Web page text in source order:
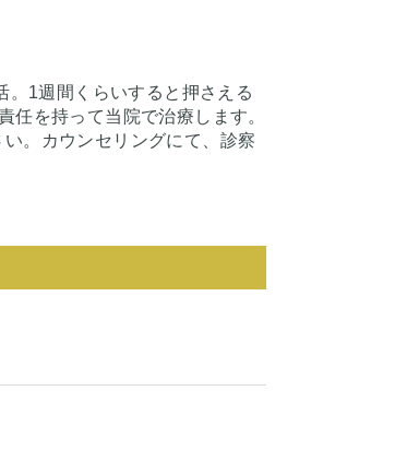
。1週間くらいすると押さえる
を持って当院で治療します。
。カウンセリングにて、診察